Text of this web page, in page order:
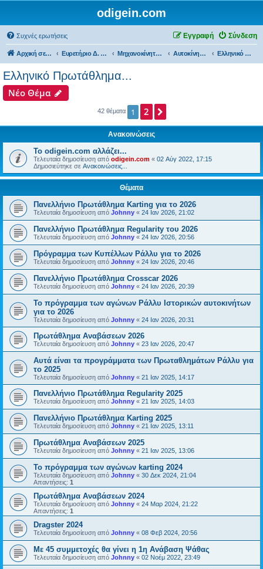
odigein.com
Συχνές ερωτήσεις Σύνδεση
Εγγραφή
Αρχική σελίδα Ευρετήριο Δ. Συζήτησης Μηχανοκίνητος αθλητισμός και μη... Αυτοκίνητα... Ελληνικό Πρωτάθλημα...
Ελληνικό Πρωτάθλημα...
Νέο Θέμα
42 θέματα 1 2
Ανακοινώσεις
Το odigein.com αλλάζει...
Τελευταία δημοσίευση από odigein.com « 02 Αύγ 2022, 17:15
Δημοσιεύτηκε σε Ανακοινώσεις...
Θέματα
Πανελλήνιο Πρωτάθλημα Karting για το 2026
Τελευταία δημοσίευση από Johnny « 24 Ιαν 2026, 21:02
Πανελλήνιο Πρωτάθλημα Regularity του 2026
Τελευταία δημοσίευση από Johnny « 24 Ιαν 2026, 20:56
Πρόγραμμα των Κυπέλλων Ράλλυ για το 2026
Τελευταία δημοσίευση από Johnny « 24 Ιαν 2026, 20:46
Πανελλήνιο Πρωτάθλημα Crosscar 2026
Τελευταία δημοσίευση από Johnny « 24 Ιαν 2026, 20:39
Το πρόγραμμα των αγώνων Ράλλυ Ιστορικών αυτοκινήτων
για το 2026
Τελευταία δημοσίευση από Johnny « 24 Ιαν 2026, 20:31
Πρωτάθλημα Αναβάσεων 2026
Τελευταία δημοσίευση από Johnny « 23 Ιαν 2026, 20:47
Αυτά είναι τα προγράμματα των Πρωταθλημάτων Ράλλυ για
το 2025
Τελευταία δημοσίευση από Johnny « 21 Ιαν 2025, 14:17
Πανελλήνιο Πρωτάθλημα Regularity 2025
Τελευταία δημοσίευση από Johnny « 21 Ιαν 2025, 14:03
Πανελλήνιο Πρωτάθλημα Karting 2025
Τελευταία δημοσίευση από Johnny « 21 Ιαν 2025, 13:11
Πρωτάθλημα Αναβάσεων 2025
Τελευταία δημοσίευση από Johnny « 21 Ιαν 2025, 13:06
Το πρόγραμμα των αγώνων karting 2024
Τελευταία δημοσίευση από Johnny « 30 Δεκ 2024, 21:04
Απαντήσεις: 1
Πρωτάθλημα Αναβάσεων 2024
Τελευταία δημοσίευση από Johnny « 24 Μαρ 2024, 21:22
Απαντήσεις: 1
Dragster 2024
Τελευταία δημοσίευση από Johnny « 08 Φεβ 2024, 20:56
Με 45 συμμετοχές θα γίνει η 1η Ανάβαση Ψάθας
Τελευταία δημοσίευση από Johnny « 02 Νοέμ 2022, 23:49